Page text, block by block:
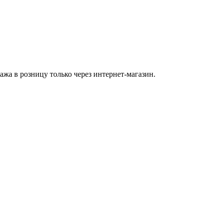
в розницу только через интернет-магазин.